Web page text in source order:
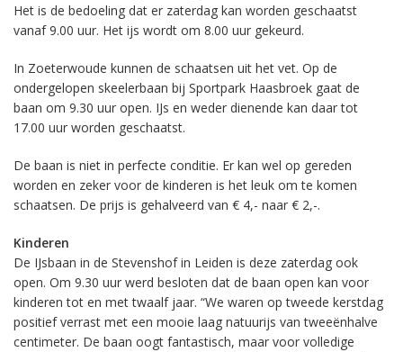
Het is de bedoeling dat er zaterdag kan worden geschaatst
vanaf 9.00 uur. Het ijs wordt om 8.00 uur gekeurd.
In Zoeterwoude kunnen de schaatsen uit het vet. Op de
ondergelopen skeelerbaan bij Sportpark Haasbroek gaat de
baan om 9.30 uur open. IJs en weder dienende kan daar tot
17.00 uur worden geschaatst.
De baan is niet in perfecte conditie. Er kan wel op gereden
worden en zeker voor de kinderen is het leuk om te komen
schaatsen. De prijs is gehalveerd van € 4,- naar € 2,-.
Kinderen
De IJsbaan in de Stevenshof in Leiden is deze zaterdag ook
open. Om 9.30 uur werd besloten dat de baan open kan voor
kinderen tot en met twaalf jaar. “We waren op tweede kerstdag
positief verrast met een mooie laag natuurijs van tweeënhalve
centimeter. De baan oogt fantastisch, maar voor volledige